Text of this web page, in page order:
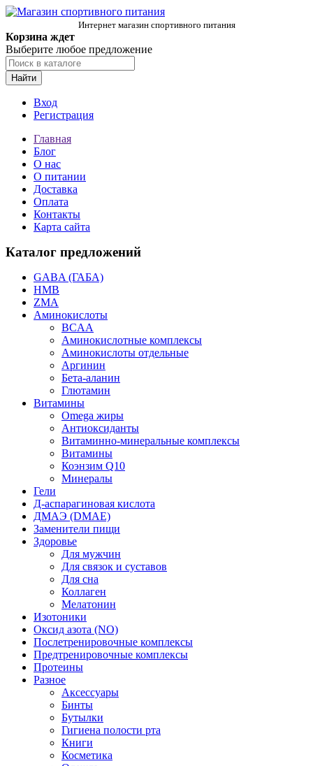
Интернет магазин спортивного питания
Корзина ждет
Выберите любое предложение
Найти
Вход
Регистрация
Главная
Блог
О нас
О питании
Доставка
Оплата
Контакты
Карта сайта
Каталог предложений
GABA (ГАБА)
HMB
ZMA
Аминокислоты
BCAA
Аминокислотные комплексы
Аминокислоты отдельные
Аргинин
Бета-аланин
Глютамин
Витамины
Omega жиры
Антиоксиданты
Витаминно-минеральные комплексы
Витамины
Коэнзим Q10
Минералы
Гели
Д-аспарагиновая кислота
ДМАЭ (DMAE)
Заменители пищи
Здоровье
Для мужчин
Для связок и суставов
Для сна
Коллаген
Мелатонин
Изотоники
Оксид азота (NO)
Послетренировочные комплексы
Предтренировочные комплексы
Протеины
Разное
Аксессуары
Бинты
Бутылки
Гигиена полости рта
Книги
Косметика